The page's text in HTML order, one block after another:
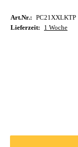
Art.Nr.:
PC21XXLKTP
Lieferzeit:
1 Woche